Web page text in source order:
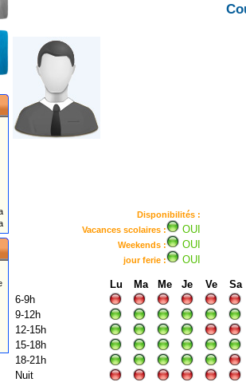
Disponibilités :
Vacances scolaires :
OUI
Weekends : OUI
jour ferie : OUI
Lu Ma Me Je Ve Sa
6-9h
9-12h
12-15h
15-18h
18-21h
Nuit